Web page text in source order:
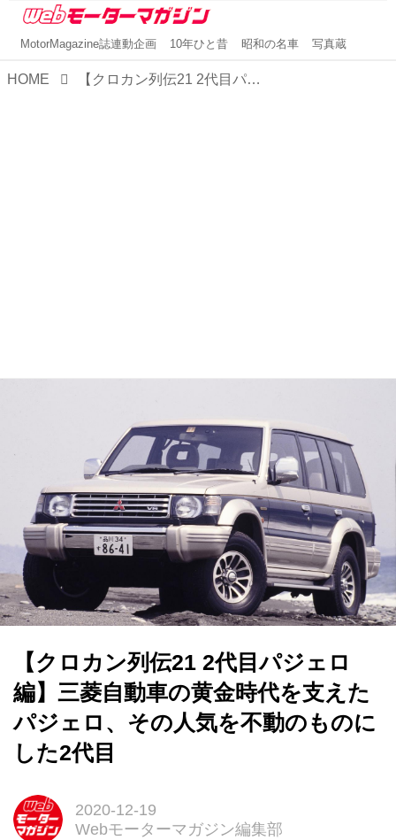
MotorMagazine誌連動企画 10年ひと昔 昭和の名車 写真蔵
HOME 【クロカン列伝21 2代目パジェロ編】三菱自動車の黄金時代を支えたパジェロ、その人気を不動のものにした2代目
【クロカン列伝21 2代目パジェロ
編】三菱自動車の黄金時代を支えた
パジェロ、その人気を不動のものに
した2代目
2020-12-19
Webモーターマガジン編集部